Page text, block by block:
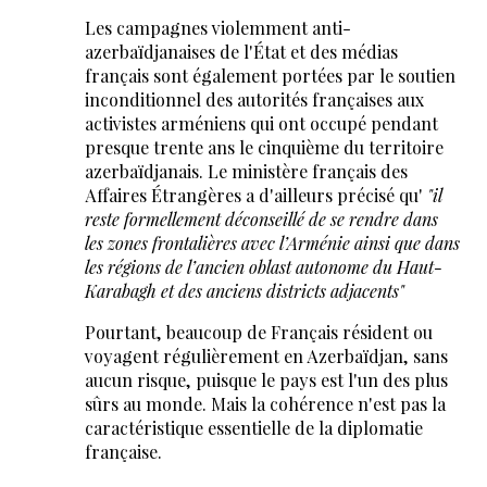
Les campagnes violemment anti-
azerbaïdjanaises de l'État et des médias
français sont également portées par le soutien
inconditionnel des autorités françaises aux
activistes arméniens qui ont occupé pendant
presque trente ans le cinquième du territoire
azerbaïdjanais. Le ministère français des
Affaires Étrangères a d'ailleurs précisé qu' "il
reste formellement déconseillé de se rendre dans
les zones frontalières avec l’Arménie ainsi que dans
les régions de l’ancien oblast autonome du Haut-
Karabagh et des anciens districts adjacents"
Pourtant, beaucoup de Français résident ou
voyagent régulièrement en Azerbaïdjan, sans
aucun risque, puisque le pays est l'un des plus
sûrs au monde. Mais la cohérence n'est pas la
caractéristique essentielle de la diplomatie
française.